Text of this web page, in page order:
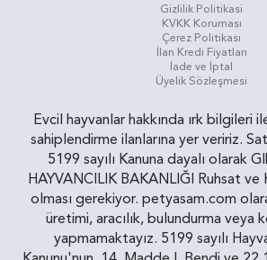
Gizlilik Politikasi
KVKK Koruması
Çerez Politikası
İlan Kredi Fiyatları
İade ve İptal
Üyelik Sözleşmesi
Evcil hayvanlar hakkında ırk bilgileri
sahiplendirme ilanlarına yer veririz.
5199 sayılı Kanuna dayalı olarak
HAYVANCILIK BAKANLIĞI Ruhsat
olması gerekiyor. petyasam.com
üretimi, aracılık, bulundurma veya
yapmamaktayız. 5199 sayılı